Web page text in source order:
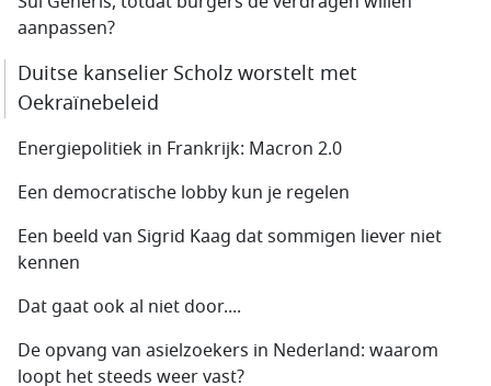
aanpassen?
Duitse kanselier Scholz worstelt met
Oekraïnebeleid
Energiepolitiek in Frankrijk: Macron 2.0
Een democratische lobby kun je regelen
Een beeld van Sigrid Kaag dat sommigen liever niet
kennen
Dat gaat ook al niet door....
De opvang van asielzoekers in Nederland: waarom
loopt het steeds weer vast?